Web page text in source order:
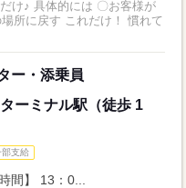
客様が
戻す これだけ！ 慣れて
ー・添乗員
ーミナル駅（徒歩 1
部支給
間】 13：0...